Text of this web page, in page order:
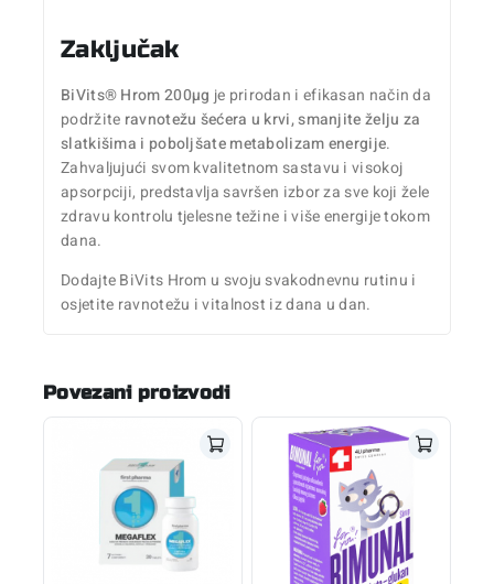
Zaključak
BiVits® Hrom 200µg je prirodan i efikasan način da
podržite ravnotežu šećera u krvi, smanjite želju za
slatkišima i poboljšate metabolizam energije.
Zahvaljujući svom kvalitetnom sastavu i visokoj
apsorpciji, predstavlja savršen izbor za sve koji žele
zdravu kontrolu tjelesne težine i više energije tokom
dana.
Dodajte BiVits Hrom u svoju svakodnevnu rutinu i
osjetite ravnotežu i vitalnost iz dana u dan.
Povezani proizvodi